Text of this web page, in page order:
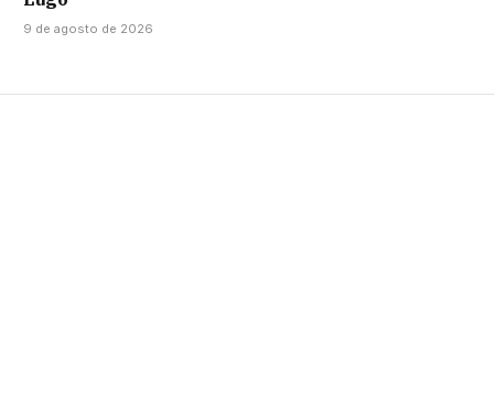
9 de agosto de 2026